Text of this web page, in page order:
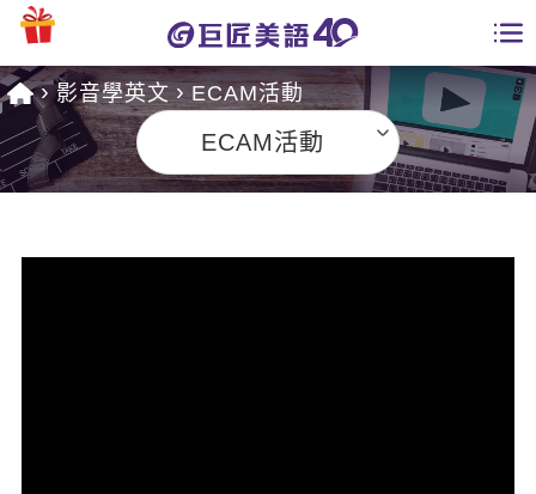
課程總覽
學員專區
影音學英文 ECAM活動
ECAM活動